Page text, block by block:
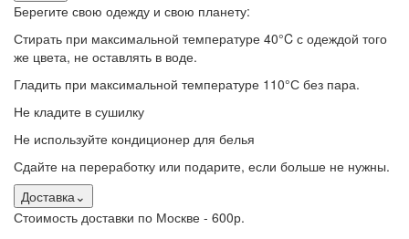
Берегите свою одежду и свою планету:
Стирать при максимальной температуре 40°C с одеждой того
же цвета, не оставлять в воде.
Гладить при максимальной температуре 110°С без пара.
Не кладите в сушилку
Не используйте кондиционер для белья
Сдайте на переработку или подарите, если больше не нужны.
Доставка ⌄
Стоимость доставки по Москве - 600р.